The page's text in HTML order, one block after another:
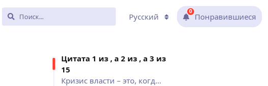
Цитата 1 из , а 2 из , а 3 из
15
Кризис власти – это, когда..., Если бы сказку сделали былью,..., Нередко звериный оскал позволяет сохранить...
Русский
0
Понравившиеся